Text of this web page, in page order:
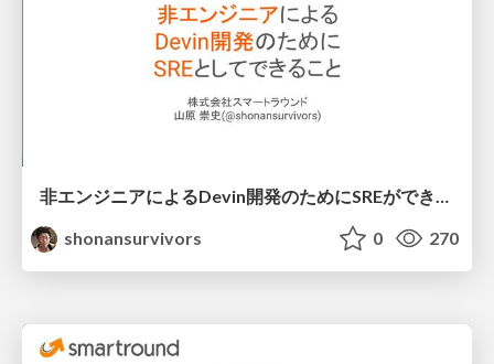
非エンジニアによるDevin開発のためにSREができること
shonansurvivors
0 270